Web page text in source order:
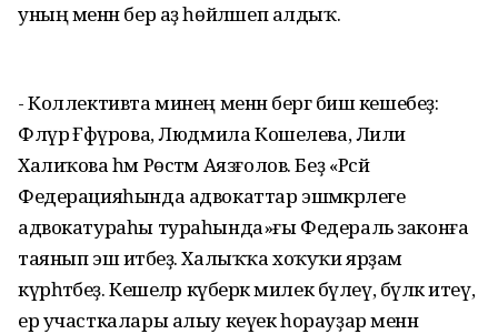
уның менән бер аҙ һөйләшеп алдыҡ.
- Коллективта минең менән бергә биш кешебеҙ:
Флүрә Ғәфүрова, Людмила Кошелева, Лилиә
Халиҡова һәм Рөстәм Аязғолов. Беҙ «Рәсәй
Федерацияһында адвокаттар эшмәкәрлеге
адвокатураһы тураһында»ғы Федераль законға
таянып эш итәбеҙ. Халыҡҡа хоҡуҡи ярҙам
күрһәтәбеҙ. Кешеләр күберәк милек бүлеү, бүләк итеү,
ер участкалары алыу кеүек һорауҙар менән